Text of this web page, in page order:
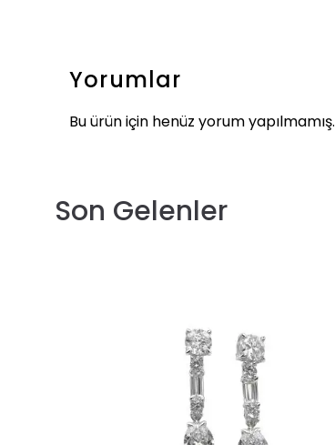
Yorumlar
Bu ürün için henüz yorum yapılmamış.
Son Gelenler